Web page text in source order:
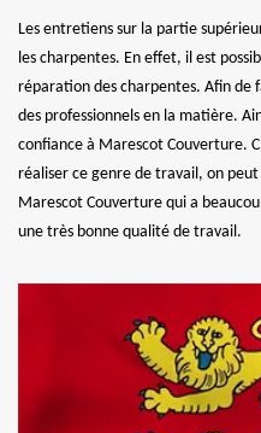
Les entretiens sur la partie
les charpentes. En effet, il est
réparation des charpentes. Afin
des professionnels en la matière.
confiance à Marescot Couverture.
réaliser ce genre de travail, on
Marescot Couverture qui a
une très bonne qualité de travail.